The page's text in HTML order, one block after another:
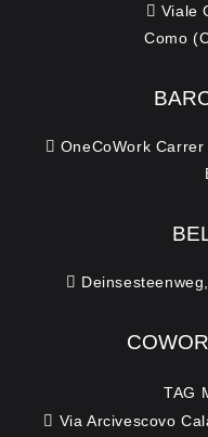
Viale
Como
OneCoWork
TAG
Via Arcivescovo